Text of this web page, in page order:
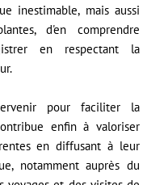
inestimable, mais aussi
d'en comprendre
en respectant la
pour faciliter la
enfin à valoriser
en diffusant à leur
notamment auprès du